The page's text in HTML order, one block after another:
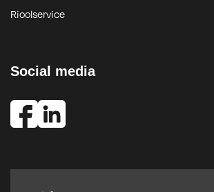
Rioolservice
Social media